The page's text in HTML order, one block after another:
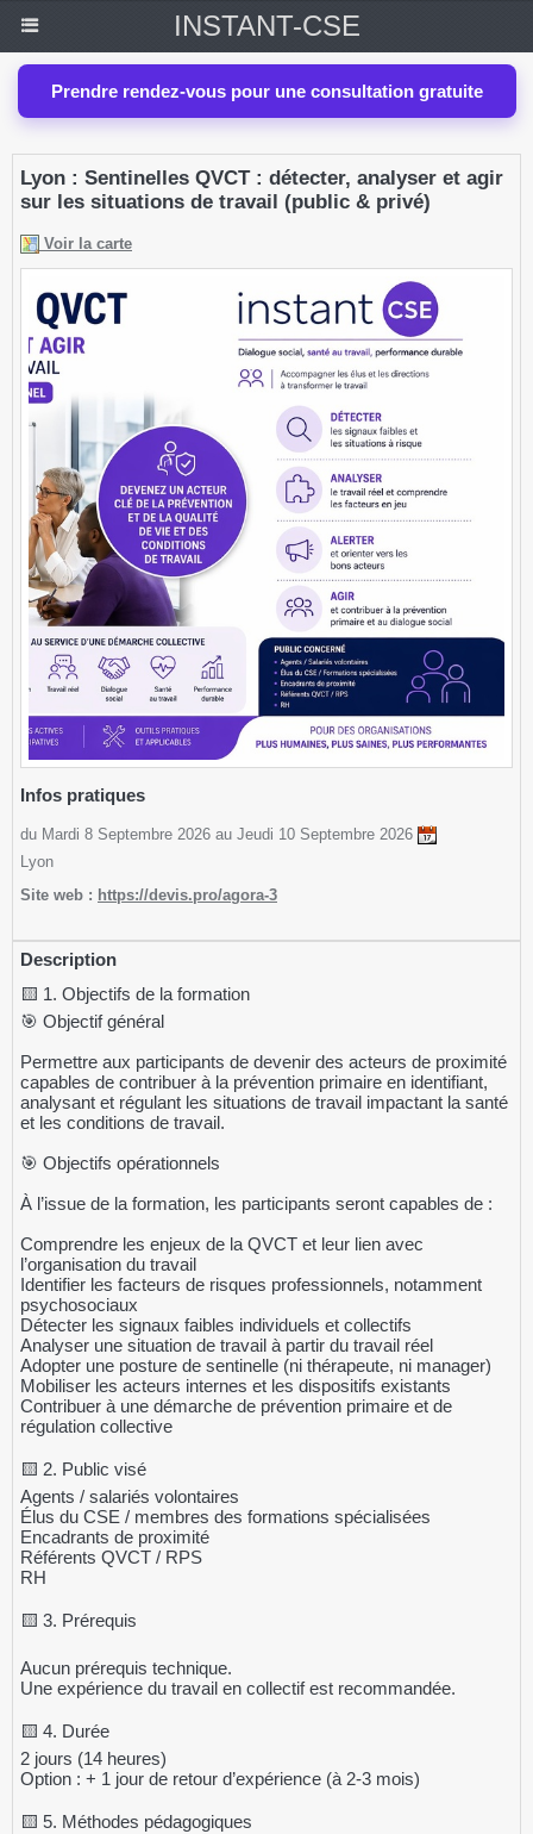
INSTANT-CSE
Prendre rendez-vous pour une consultation gratuite
Lyon : Sentinelles QVCT : détecter, analyser et agir
sur les situations de travail (public & privé)
Voir la carte
Infos pratiques
du Mardi 8 Septembre 2026 au Jeudi 10 Septembre 2026
Lyon
Site web : https://devis.pro/agora-3
Description
🟨 1. Objectifs de la formation
🎯 Objectif général
Permettre aux participants de devenir des acteurs de proximité
capables de contribuer à la prévention primaire en identifiant,
analysant et régulant les situations de travail impactant la santé
et les conditions de travail.
🎯 Objectifs opérationnels
À l’issue de la formation, les participants seront capables de :
Comprendre les enjeux de la QVCT et leur lien avec
l’organisation du travail
Identifier les facteurs de risques professionnels, notamment
psychosociaux
Détecter les signaux faibles individuels et collectifs
Analyser une situation de travail à partir du travail réel
Adopter une posture de sentinelle (ni thérapeute, ni manager)
Mobiliser les acteurs internes et les dispositifs existants
Contribuer à une démarche de prévention primaire et de
régulation collective
🟨 2. Public visé
Agents / salariés volontaires
Élus du CSE / membres des formations spécialisées
Encadrants de proximité
Référents QVCT / RPS
RH
🟨 3. Prérequis
Aucun prérequis technique.
Une expérience du travail en collectif est recommandée.
🟨 4. Durée
2 jours (14 heures)
Option : + 1 jour de retour d’expérience (à 2-3 mois)
🟨 5. Méthodes pédagogiques